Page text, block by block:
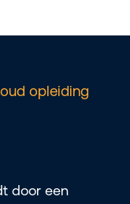
opleiding
door een